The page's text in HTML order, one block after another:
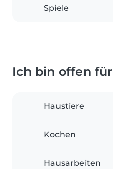
Spiele
Ich bin offen für
Haustiere
Kochen
Hausarbeiten